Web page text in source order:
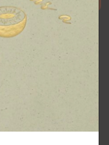
べて。